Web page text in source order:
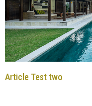
Article Test two